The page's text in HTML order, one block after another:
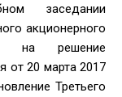
заседании
акционерного
на решение
от 20 марта 2017
Третьего